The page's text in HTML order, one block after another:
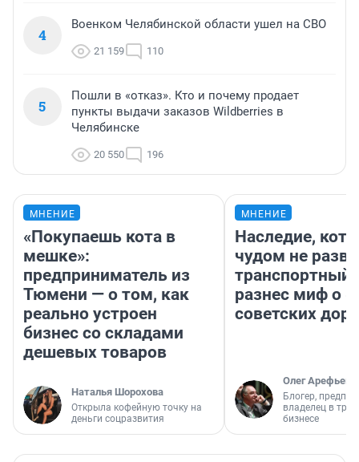
4
Военком Челябинской области ушел на СВО
21 159 110
5
Пошли в «отказ». Кто и почему продает
пункты выдачи заказов Wildberries в
Челябинске
20 550 196
МНЕНИЕ
«Покупаешь кота в
мешке»:
предприниматель из
Тюмени — о том, как
реально устроен
бизнес со складами
дешевых товаров
Наталья Шорохова
Открыла кофейную точку на
деньги соцразвития
МНЕНИЕ
Наследие,
чудом не
транспортный
разнес миф о
советских
Олег Арефьев
Блогер,
владелец в
бизнесе